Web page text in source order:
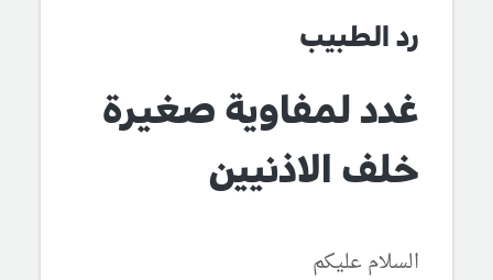
رد الطبيب
غدد لمفاوية صغيرة
خلف الاذنيين
السلام عليكم